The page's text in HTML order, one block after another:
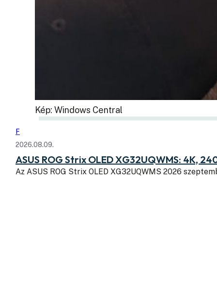
Kép: Windows Central
F
2026.08.09.
ASUS ROG Strix OLED XG32UQWMS: 4K,
Az ASUS ROG Strix OLED XG32UQWMS 2026